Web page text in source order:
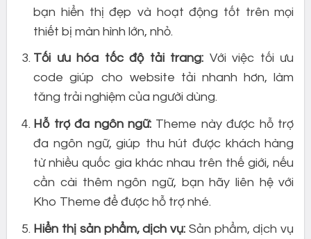
bạn hiển thị đẹp và hoạt động tốt trên mọi
thiết bị màn hình lớn, nhỏ.
Tối ưu hóa tốc độ tải trang: Với việc tối ưu
code giúp cho website tải nhanh hơn, làm
tăng trải nghiệm của người dùng.
Hỗ trợ đa ngôn ngữ: Theme này được hỗ trợ
đa ngôn ngữ, giúp thu hút được khách hàng
từ nhiều quốc gia khác nhau trên thế giới, nếu
cần cài thêm ngôn ngữ, bạn hãy liên hệ với
Kho Theme để được hỗ trợ nhé.
Hiển thị sản phẩm, dịch vụ: Sản phẩm, dịch vụ